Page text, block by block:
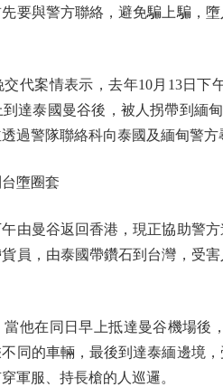
要與警方聯絡，避免騙上騙，
案情表示，去年10月13日下
達泰國曼谷後，被人拐帶到緬
過警隊聯絡科向泰國及緬甸警
墮圈套
曼谷返回香港，現正協助警方
員，由泰國帶鑽石到台灣，受
在同日早上抵達曼谷機場後
同的車輛，最後到達泰緬邊境
軍服、持長槍的人巡邏。